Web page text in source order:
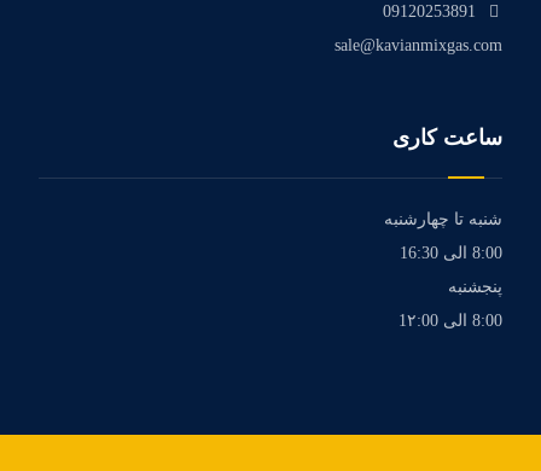
09120253891
sale@kavianmixgas.com
ساعت کاری
شنبه تا چهارشنبه
8:00 الی 16:30
پنجشنبه
8:00 الی 1۲:00